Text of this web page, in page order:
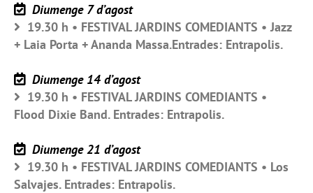
Diumenge 7 d’agost
19.30 h • FESTIVAL JARDINS COMEDIANTS • Jazz
+ Laia Porta + Ananda Massa.Entrades: Entrapolis.
Diumenge 14 d’agost
19.30 h • FESTIVAL JARDINS COMEDIANTS •
Flood Dixie Band. Entrades: Entrapolis.
Diumenge 21 d’agost
19.30 h • FESTIVAL JARDINS COMEDIANTS • Los
Salvajes. Entrades: Entrapolis.